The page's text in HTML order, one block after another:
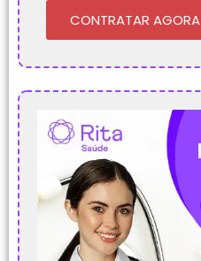
CONTRATAR AGORA